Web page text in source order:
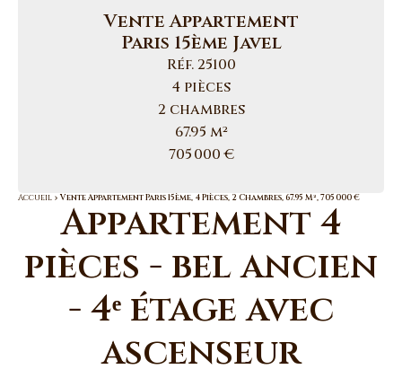
Vente Appartement
Paris 15ème Javel
Réf. 25100
4 pièces
2 chambres
67.95 m²
705 000 €
Accueil Vente Appartement Paris 15ème, 4 Pièces, 2 Chambres, 67.95 M², 705 000 €
Appartement 4
pièces - bel ancien
- 4ᵉ étage avec
ascenseur